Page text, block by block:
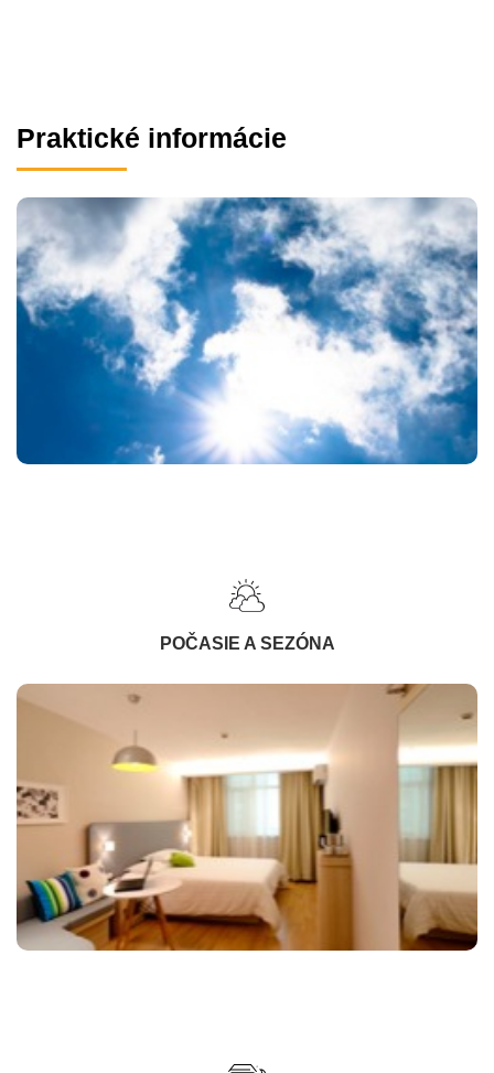
Praktické informácie
POČASIE A SEZÓNA